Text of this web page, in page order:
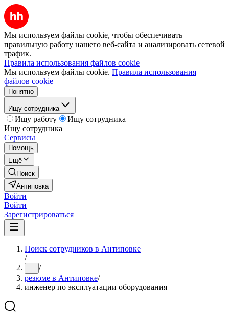
Мы используем файлы cookie, чтобы обеспечивать
правильную работу нашего веб-сайта и анализировать сетевой
трафик.
Правила использования файлов cookie
Мы используем файлы cookie. Правила использования
файлов cookie
Понятно
Ищу сотрудника
Ищу работу
Ищу сотрудника
Ищу сотрудника
Сервисы
Помощь
Ещё
Поиск
Антиповка
Войти
Войти
Зарегистрироваться
Поиск сотрудников в Антиповке
/
... /
резюме в Антиповке/
инженер по эксплуатации оборудования